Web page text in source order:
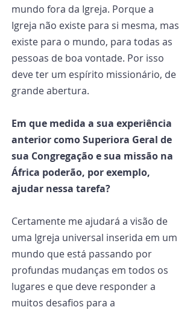
mundo fora da Igreja. Porque a
Igreja não existe para si mesma, mas
existe para o mundo, para todas as
pessoas de boa vontade. Por isso
deve ter um espírito missionário, de
grande abertura.
Em que medida a sua experiência
anterior como Superiora Geral de
sua Congregação e sua missão na
África poderão, por exemplo,
ajudar nessa tarefa?
Certamente me ajudará a visão de
uma Igreja universal inserida em um
mundo que está passando por
profundas mudanças em todos os
lugares e que deve responder a
muitos desafios para a